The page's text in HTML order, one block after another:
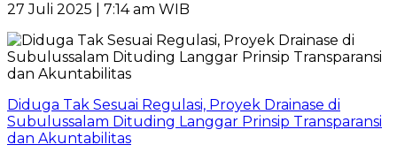
27 Juli 2025 | 7:14 am WIB
Diduga Tak Sesuai Regulasi, Proyek Drainase di
Subulussalam Dituding Langgar Prinsip Transparansi
dan Akuntabilitas